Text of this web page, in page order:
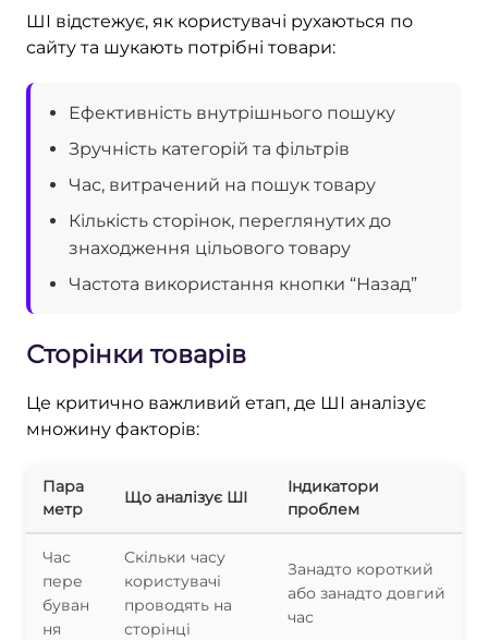
ШІ відстежує, як користувачі рухаються по
сайту та шукають потрібні товари:
Ефективність внутрішнього пошуку
Зручність категорій та фільтрів
Час, витрачений на пошук товару
Кількість сторінок, переглянутих до
знаходження цільового товару
Частота використання кнопки “Назад”
Сторінки товарів
Це критично важливий етап, де ШІ аналізує
множину факторів:
Пара
метр
Що аналізує ШІ
Індикатори
проблем
Час
пере
буван
ня
Скільки часу
користувачі
проводять на
сторінці
Занадто короткий
або занадто довгий
час